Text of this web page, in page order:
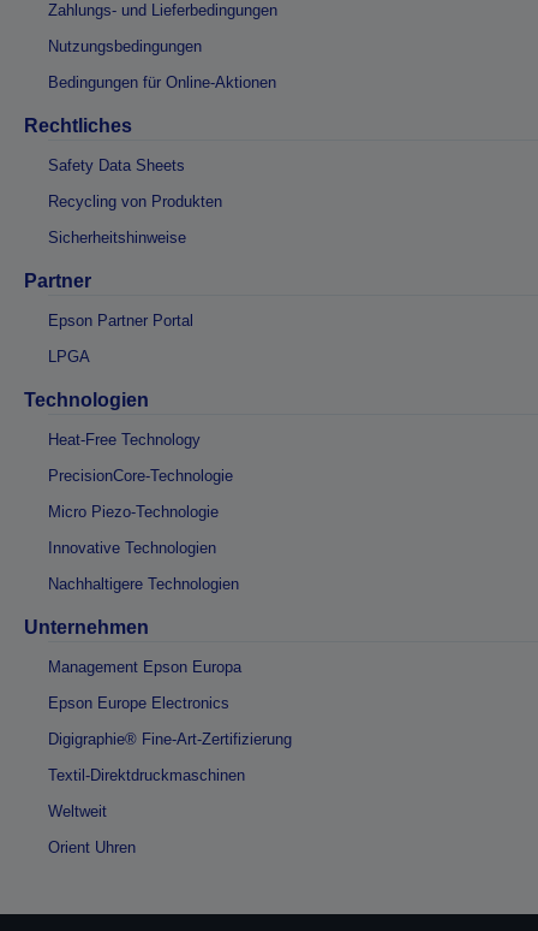
Zahlungs- und Lieferbedingungen
Nutzungsbedingungen
Bedingungen für Online-Aktionen
Rechtliches
Safety Data Sheets
Recycling von Produkten
Sicherheitshinweise
Partner
Epson Partner Portal
LPGA
Technologien
Heat-Free Technology
PrecisionCore-Technologie
Micro Piezo-Technologie
Innovative Technologien
Nachhaltigere Technologien
Unternehmen
Management Epson Europa
Epson Europe Electronics
Digigraphie® Fine-Art-Zertifizierung
Textil-Direktdruckmaschinen
Weltweit
Orient Uhren